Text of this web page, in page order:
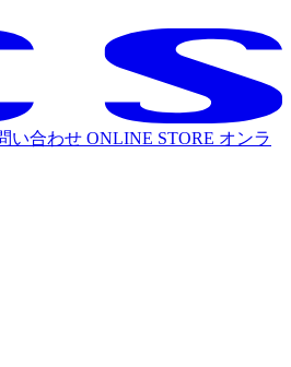
い合わせ ONLINE STORE オンラ